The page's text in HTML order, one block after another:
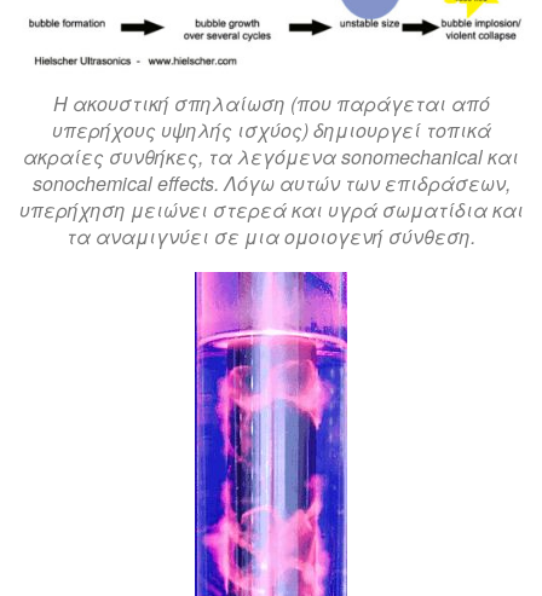
Η ακουστική σπηλαίωση (που παράγεται από
υπερήχους υψηλής ισχύος) δημιουργεί τοπικά
ακραίες συνθήκες, τα λεγόμενα sonomechanical και
sonochemical effects. Λόγω αυτών των επιδράσεων,
υπερήχηση μειώνει στερεά και υγρά σωματίδια και
τα αναμιγνύει σε μια ομοιογενή σύνθεση.